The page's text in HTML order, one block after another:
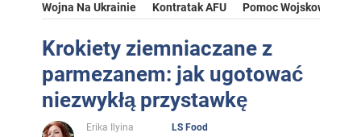
Wojna Na Ukrainie Kontratak AFU Pomoc Wojskowa Dla
Krokiety ziemniaczane z
parmezanem: jak ugotować
niezwykłą przystawkę
Erika Ilyina
LS Food